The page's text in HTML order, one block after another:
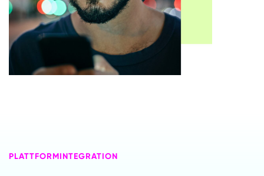
PLATTFORMINTEGRATION